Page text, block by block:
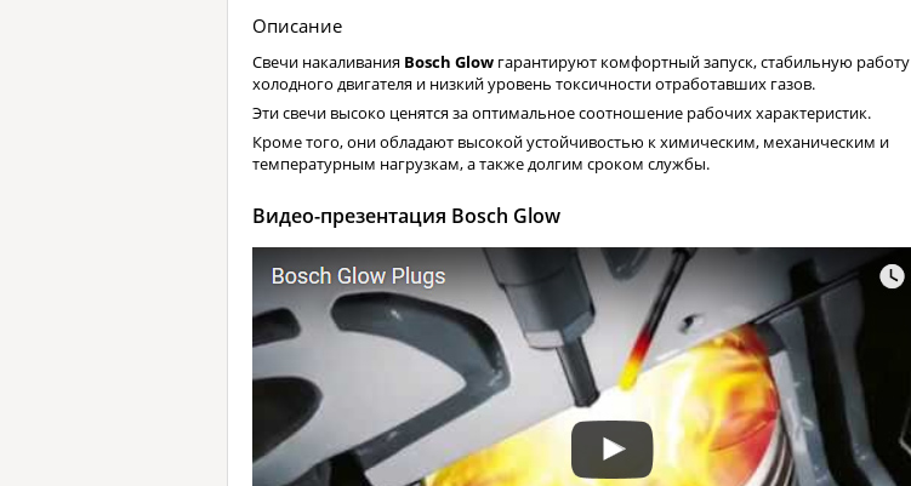
Описание
Свечи накаливания Bosch Glow гарантируют комфортный запуск, стабильную работу
холодного двигателя и низкий уровень токсичности отработавших газов.
Эти свечи высоко ценятся за оптимальное соотношение рабочих характеристик.
Кроме того, они обладают высокой устойчивостью к химическим, механическим и
температурным нагрузкам, а также долгим сроком службы.
Видео-презентация Bosch Glow